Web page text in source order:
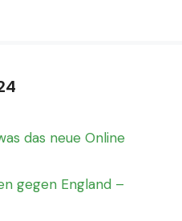
das neue Online
gegen England –